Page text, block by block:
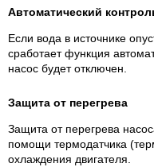
Автоматический
Если вода в источнике
сработает функция
насос будет отключен.
Защита от перегрева
Защита от перегрева
помощи термодатчика
охлаждения двигателя.